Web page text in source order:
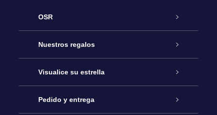
OSR
Atención
Contáctanos
Blog
Nuestros regalos
Regalo Estrella Online
Paquete de Regalo OSR
Visualice su estrella
Registro estelar
Pedido y entrega